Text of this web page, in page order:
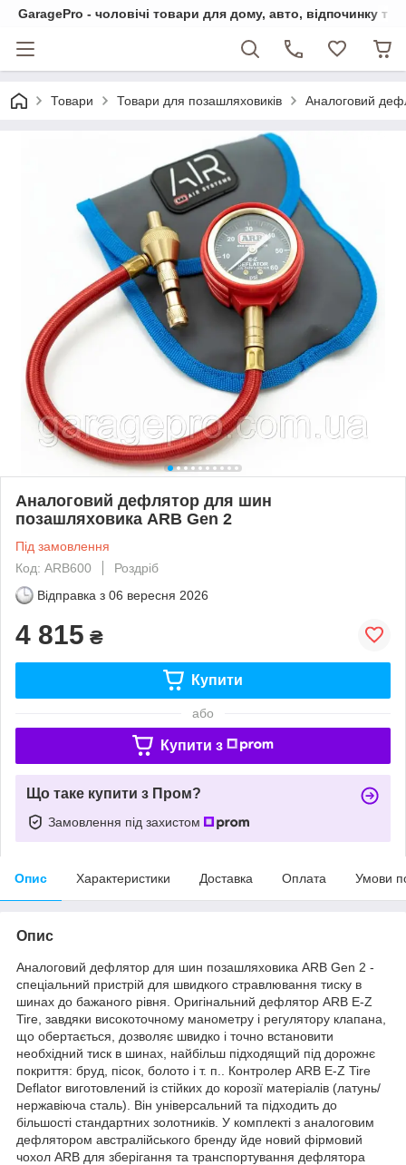
GaragePro - чоловічі товари для дому, авто, відпочинку та
Товари Товари для позашляховиків Аналоговий
Аналоговий дефлятор для шин
позашляховика ARB Gen 2
Під замовлення
Код: ARB600
Роздріб
Відправка з 06 вересня 2026
4 815 ₴
Купити
або
Купити з
Що таке купити з Пром?
Замовлення під захистом
Опис Характеристики Доставка Оплата Умови
Опис
Аналоговий дефлятор для шин позашляховика ARB Gen 2 -
спеціальний пристрій для швидкого стравлювання тиску в
шинах до бажаного рівня. Оригінальний дефлятор ARB E-Z
Tire, завдяки високоточному манометру і регулятору клапана,
що обертається, дозволяє швидко і точно встановити
необхідний тиск в шинах, найбільш підходящий під дорожнє
покриття: бруд, пісок, болото і т. п.. Контролер ARB E-Z Tire
Deflator виготовлений із стійких до корозії матеріалів (латунь/
нержавіюча сталь). Він універсальний та підходить до
більшості стандартних золотників. У комплекті з аналоговим
дефлятором австралійського бренду йде новий фірмовий
чохол ARB для зберігання та транспортування дефлятора